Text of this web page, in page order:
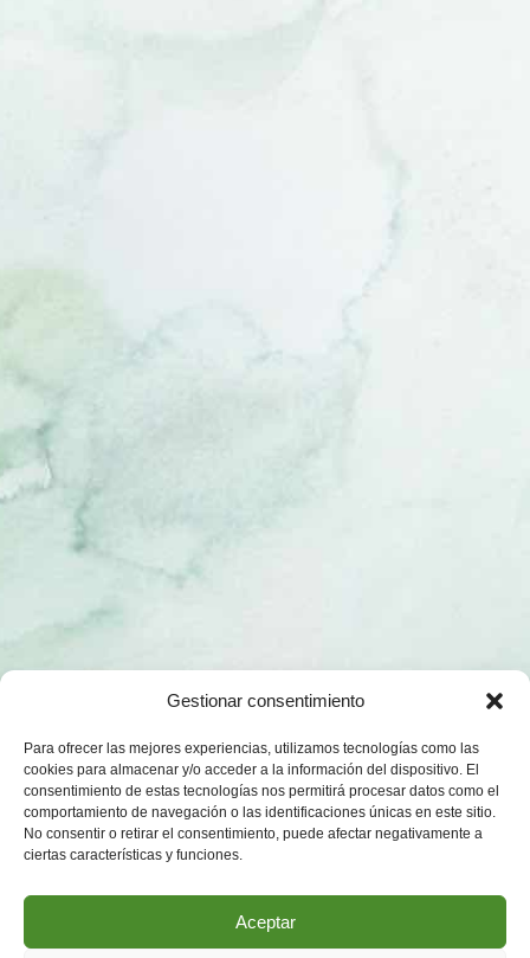
Gestionar consentimiento
Para ofrecer las mejores experiencias, utilizamos tecnologías como las
cookies para almacenar y/o acceder a la información del dispositivo. El
consentimiento de estas tecnologías nos permitirá procesar datos como el
comportamiento de navegación o las identificaciones únicas en este sitio.
No consentir o retirar el consentimiento, puede afectar negativamente a
ciertas características y funciones.
Aceptar